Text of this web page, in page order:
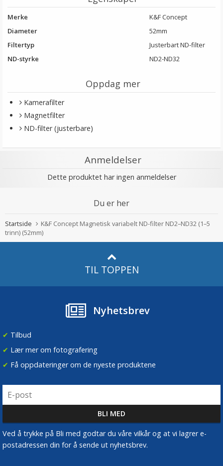
Merke
K&F Concept
Diameter
52mm
Filtertyp
Justerbart ND-filter
ND-styrke
ND2-ND32
Oppdag mer
Kamerafilter
Magnetfilter
ND-filter (justerbare)
Anmeldelser
Dette produktet har ingen anmeldelser
Du er her
Startside
K&F Concept Magnetisk variabelt ND-filter ND2–ND32 (1–5
trinn) (52mm)
TIL TOPPEN
Nyhetsbrev
✔ Tilbud
✔ Lær mer om fotografering
✔ Få oppdateringer om de nyeste produktene
Ved å trykke på Bli med godtar du våre vilkår og at vi lagrer e-
postadressen din for å sende ut nyhetsbrev.